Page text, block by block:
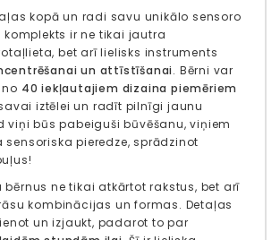
kopā un radi savu unikālo sensoro
komplekts ir ne tikai jautra
bet arī lielisks instruments
un attīstīšanai. Bērni var
40 iekļautajiem dizaina piemēriem
iztēlei un radīt pilnīgi jaunu
viņi būs pabeiguši būvēšanu, viņiem
pieredze, sprādzinot
bērnus ne tikai atkārtot rakstus, bet arī
kombinācijas un formas. Detaļas
un izjaukt, padarot to par